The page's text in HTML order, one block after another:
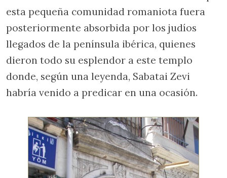
esta pequeña comunidad romaniota fuera
posteriormente absorbida por los judíos
llegados de la península ibérica, quienes
dieron todo su esplendor a este templo
donde, según una leyenda, Sabatai Zevi
habría venido a predicar en una ocasión.